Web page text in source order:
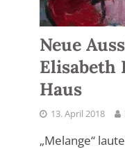
Neue
Elisabeth
Haus
13. April 2018
„Melange“